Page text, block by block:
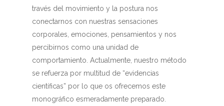
través del movimiento y la postura nos
conectarnos con nuestras sensaciones
corporales, emociones, pensamientos y nos
percibirnos como una unidad de
comportamiento. Actualmente, nuestro método
se refuerza por multitud de “evidencias
científicas” por lo que os ofrecemos este
monográfico esmeradamente preparado.